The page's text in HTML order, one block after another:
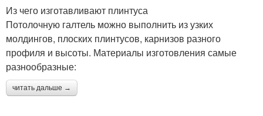
Из чего изготавливают плинтуса
Потолочную галтель можно выполнить из узких
молдингов, плоских плинтусов, карнизов разного
профиля и высоты. Материалы изготовления самые
разнообразные:
читать дальше →